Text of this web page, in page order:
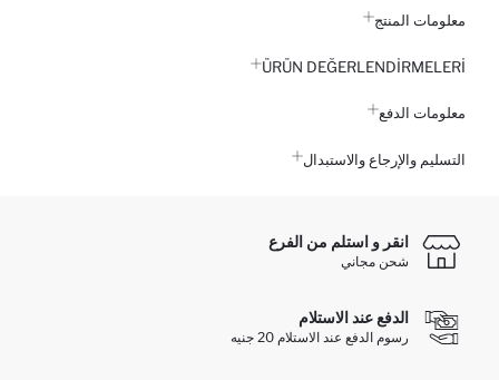
معلومات المنتج
ÜRÜN DEĞERLENDİRMELERİ
معلومات الدفع
التسليم والإرجاع والاستبدال
انقر و استلم من الفرع
شحن مجاني
الدفع عند الاستلام
رسوم الدفع عند الاستلام 20 جنيه